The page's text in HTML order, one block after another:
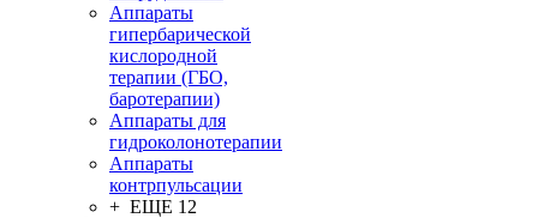
Аппараты
гипербарической
кислородной
терапии (ГБО,
баротерапии)
Аппараты для
гидроколонотерапии
Аппараты
контрпульсации
+ ЕЩЕ 12